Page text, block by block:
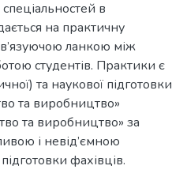
в
на практичну
ланкою між
студентів. Практики є
та наукової підготовки
та виробництво»
та виробництво» за
і невід’ємною
фахівців.